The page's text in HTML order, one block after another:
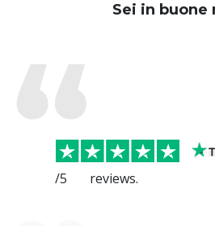
Sei in buone
/5 reviews.